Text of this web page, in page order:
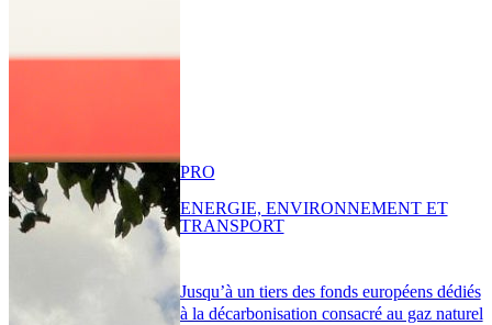
Jusqu’à un tiers des fonds européens dédiés
à la décarbonisation consacré au gaz naturel
PRO
ENERGIE, ENVIRONNEMENT ET
TRANSPORT